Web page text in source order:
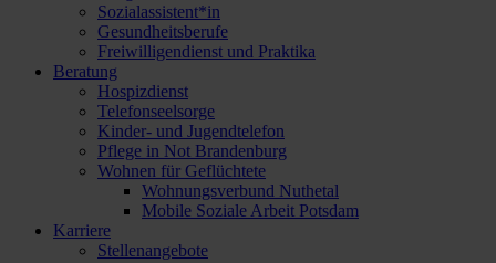
Sozialassistent*in
Gesundheitsberufe
Freiwilligendienst und Praktika
Beratung
Hospizdienst
Telefonseelsorge
Kinder- und Jugendtelefon
Pflege in Not Brandenburg
Wohnen für Geflüchtete
Wohnungsverbund Nuthetal
Mobile Soziale Arbeit Potsdam
Karriere
Stellenangebote